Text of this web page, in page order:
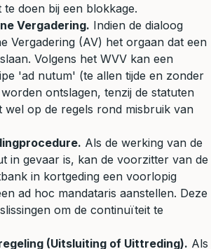
doen bij een blokkage.
Vergadering. Indien de dialoog
Vergadering (AV) het orgaan dat een
Volgens het WVV kan een
'ad nutum' (te allen tijde en zonder
ontslagen, tenzij de statuten
wel op de regels rond misbruik van
Als de werking van de
in gevaar is, kan de voorzitter van de
in kortgeding een voorlopig
ad hoc mandataris aanstellen. Deze
om de continuïteit te
(Uitsluiting of Uittreding). Als